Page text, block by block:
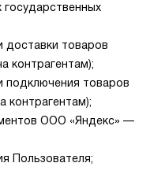
доставки товаров
контрагентам);
подключения товаров
контрагентам);
ООО «Яндекс» —
Пользователя;